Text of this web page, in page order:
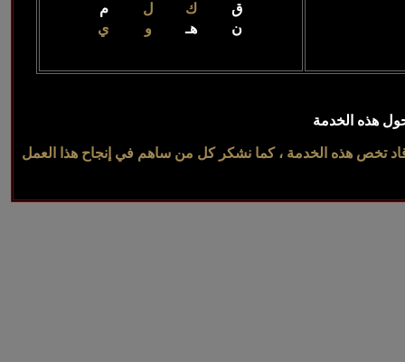
م
ل ك
ق
ي
و هـ ن
هذه الخدمة
تخص هذه الخدمة ، كما نشكر كل من ساهم في إنجاح هذا العمل